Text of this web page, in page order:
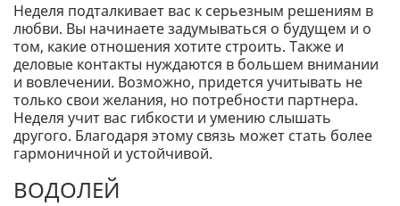
Неделя подталкивает вас к серьезным решениям в
любви. Вы начинаете задумываться о будущем и о
том, какие отношения хотите строить. Также и
деловые контакты нуждаются в большем внимании
и вовлечении. Возможно, придется учитывать не
только свои желания, но потребности партнера.
Неделя учит вас гибкости и умению слышать
другого. Благодаря этому связь может стать более
гармоничной и устойчивой.
ВОДОЛЕЙ